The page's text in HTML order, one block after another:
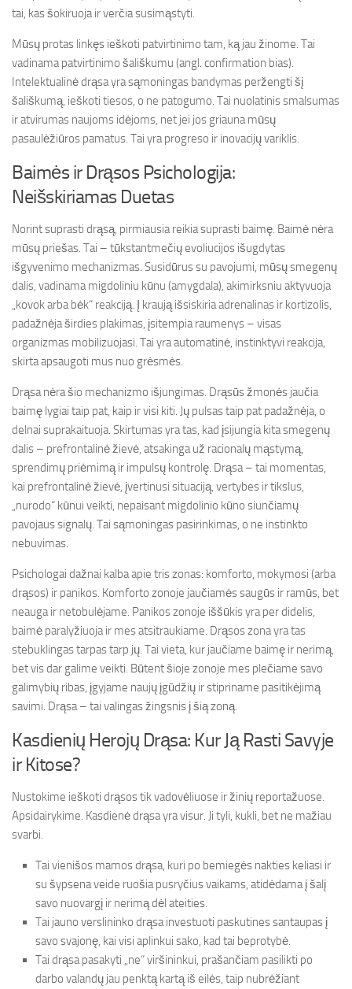
tai, kas šokiruoja ir verčia susimąstyti.
Mūsų protas linkęs ieškoti patvirtinimo tam, ką jau žinome. Tai
vadinama patvirtinimo šališkumu (angl. confirmation bias).
Intelektualinė drąsa yra sąmoningas bandymas peržengti šį
šališkumą, ieškoti tiesos, o ne patogumo. Tai nuolatinis smalsumas
ir atvirumas naujoms idėjoms, net jei jos griauna mūsų
pasaulėžiūros pamatus. Tai yra progreso ir inovacijų variklis.
Baimės ir Drąsos Psichologija:
Neišskiriamas Duetas
Norint suprasti drąsą, pirmiausia reikia suprasti baimę. Baimė nėra
mūsų priešas. Tai – tūkstantmečių evoliucijos išugdytas
išgyvenimo mechanizmas. Susidūrus su pavojumi, mūsų smegenų
dalis, vadinama migdoliniu kūnu (amygdala), akimirksniu aktyvuoja
„kovok arba bėk“ reakciją. Į kraują išsiskiria adrenalinas ir kortizolis,
padažnėja širdies plakimas, įsitempia raumenys – visas
organizmas mobilizuojasi. Tai yra automatinė, instinktyvi reakcija,
skirta apsaugoti mus nuo grėsmės.
Drąsa nėra šio mechanizmo išjungimas. Drąsūs žmonės jaučia
baimę lygiai taip pat, kaip ir visi kiti. Jų pulsas taip pat padažnėja, o
delnai suprakaituoja. Skirtumas yra tas, kad įsijungia kita smegenų
dalis – prefrontalinė žievė, atsakinga už racionalų mąstymą,
sprendimų priėmimą ir impulsų kontrolę. Drąsa – tai momentas,
kai prefrontalinė žievė, įvertinusi situaciją, vertybes ir tikslus,
„nurodo“ kūnui veikti, nepaisant migdolinio kūno siunčiamų
pavojaus signalų. Tai sąmoningas pasirinkimas, o ne instinkto
nebuvimas.
Psichologai dažnai kalba apie tris zonas: komforto, mokymosi (arba
drąsos) ir panikos. Komforto zonoje jaučiamės saugūs ir ramūs, bet
neauga ir netobulėjame. Panikos zonoje iššūkis yra per didelis,
baimė paralyžiuoja ir mes atsitraukiame. Drąsos zona yra tas
stebuklingas tarpas tarp jų. Tai vieta, kur jaučiame baimę ir nerimą,
bet vis dar galime veikti. Būtent šioje zonoje mes plečiame savo
galimybių ribas, įgyjame naujų įgūdžių ir stipriname pasitikėjimą
savimi. Drąsa – tai valingas žingsnis į šią zoną.
Kasdienių Herojų Drąsa: Kur Ją Rasti Savyje
ir Kitose?
Nustokime ieškoti drąsos tik vadovėliuose ir žinių reportažuose.
Apsidairykime. Kasdienė drąsa yra visur. Ji tyli, kukli, bet ne mažiau
svarbi.
Tai vienišos mamos drąsa, kuri po bemiegės nakties keliasi ir
su šypsena veide ruošia pusryčius vaikams, atidėdama į šalį
savo nuovargį ir nerimą dėl ateities.
Tai jauno verslininko drąsa investuoti paskutines santaupas į
savo svajonę, kai visi aplinkui sako, kad tai beprotybė.
Tai drąsa pasakyti „ne“ viršininkui, prašančiam pasilikti po
darbo valandų jau penktą kartą iš eilės, taip nubrėžiant